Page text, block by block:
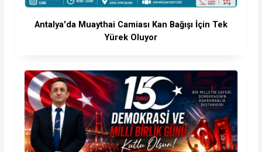
Antalya'da Muaythai Camiası Kan Bağışı İçin Tek
Yürek Oluyor